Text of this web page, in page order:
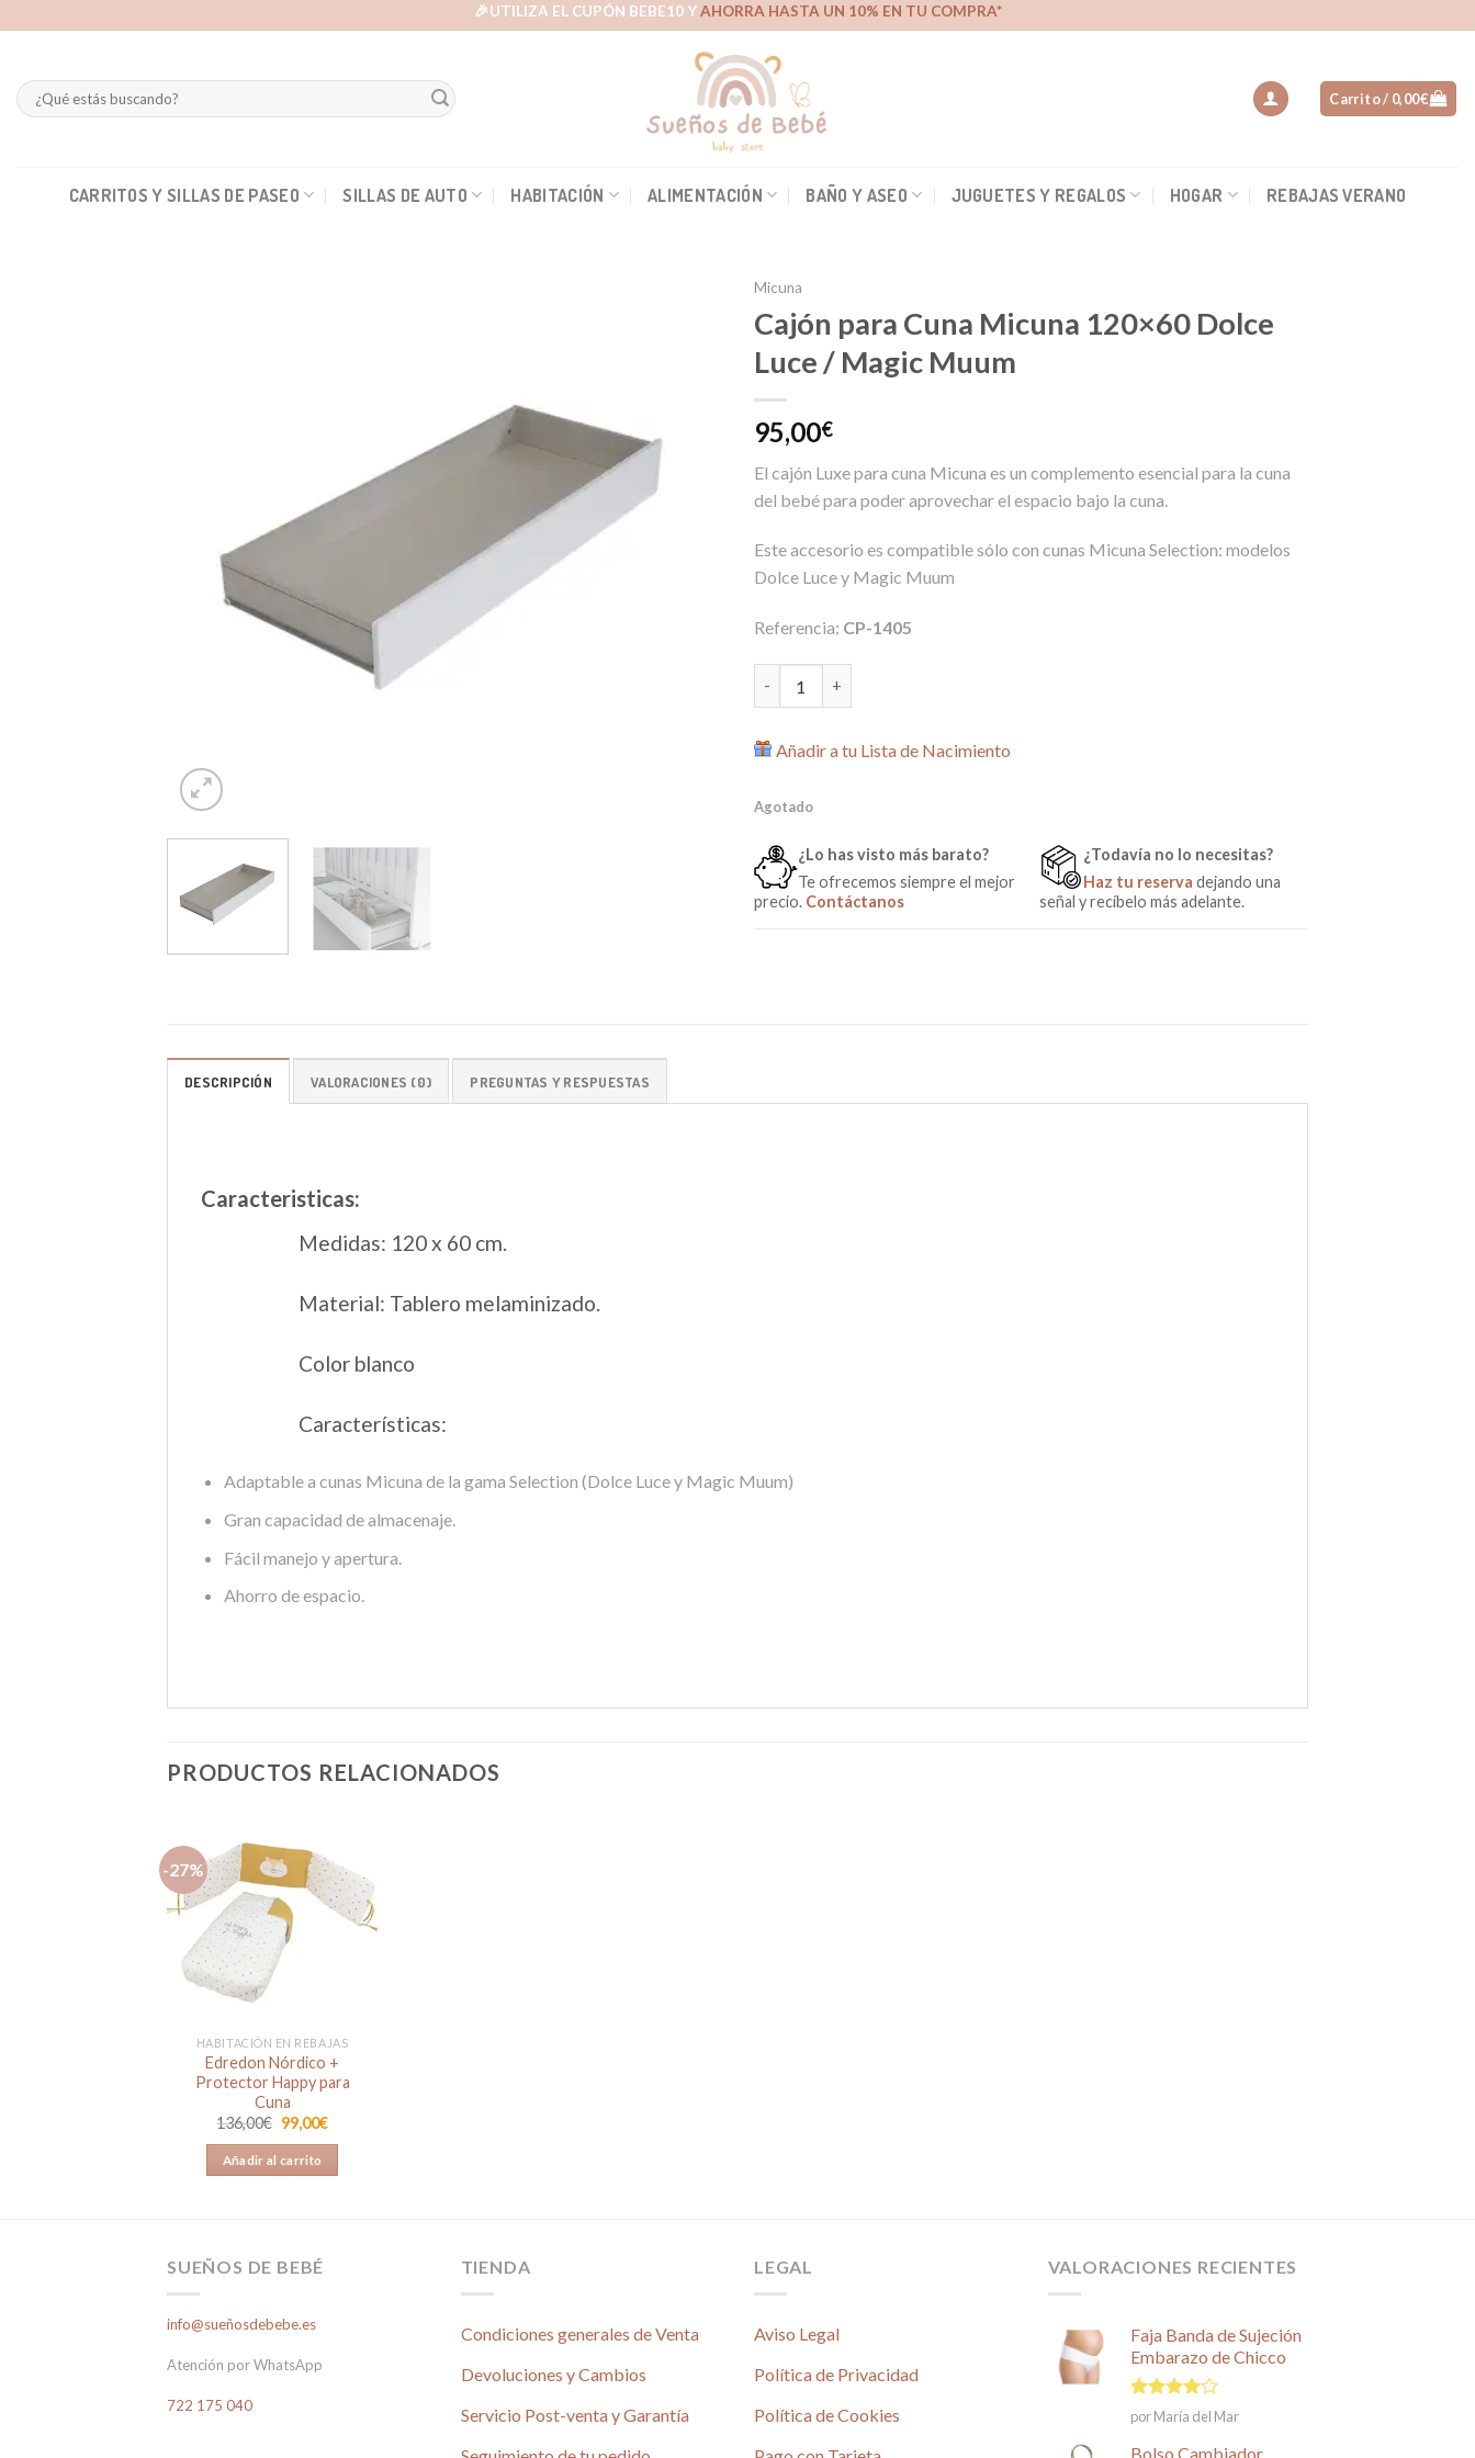
🎉UTILIZA EL CUPÓN BEBE10 YAHORRA HASTA UN 10% EN TU COMPRA*
Buscar
por:
Carrito / 0,00€
CARRITOS Y SILLAS DE PASEO SILLAS DE AUTO HABITACIÓN ALIMENTACIÓN BAÑO Y ASEO JUGUETES Y REGALOS HOGAR REBAJAS VERANO
deseos
Micuna
Cajón para Cuna Micuna 120×60 Dolce
Luce / Magic Muum
95,00€
El cajón Luxe para cuna Micuna es un complemento esencial para la cuna
del bebé para poder aprovechar el espacio bajo la cuna.
Este accesorio es compatible sólo con cunas Micuna Selection: modelos
Dolce Luce y Magic Muum
Referencia: CP-1405
Añadir a tu Lista de Nacimiento
Agotado
¿Lo has visto más barato?
Te ofrecemos siempre el mejor
precio. Contáctanos
¿Todavía no lo necesitas?
Haz tu reserva dejando una
señal y recíbelo más adelante.
DESCRIPCIÓN VALORACIONES (0) PREGUNTAS Y RESPUESTAS
Caracteristicas:
Medidas: 120 x 60 cm.
Material: Tablero melaminizado.
Color blanco
Características:
Adaptable a cunas Micuna de la gama Selection (Dolce Luce y Magic Muum)
Gran capacidad de almacenaje.
Fácil manejo y apertura.
Ahorro de espacio.
PRODUCTOS RELACIONADOS
-27%
Añadir
HABITACIÓN EN REBAJAS
Edredon Nórdico +
Protector Happy para
Cuna
136,00€ El
precio
original
era:
99,00€El
Añadir al carrito
SUEÑOS DE BEBÉ
info@sueñosdebebe.es
Atención por WhatsApp
722 175 040
TIENDA
Condiciones generales de Venta
Devoluciones y Cambios
Servicio Post-venta y Garantía
LEGAL
Aviso Legal
Política de Privacidad
Política de Cookies
VALORACIONES RECIENTES
Faja Banda de Sujeción
Embarazo de Chicco
Valorado
en
5
por María del Mar
Bolso Cambiador